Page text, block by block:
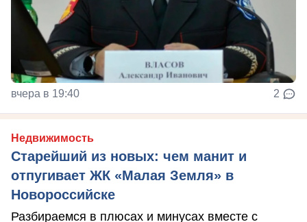
вчера в 19:40 2
Недвижимость
Старейший из новых: чем манит и
отпугивает ЖК «Малая Земля» в
Новороссийске
Разбираемся в плюсах и минусах вместе с